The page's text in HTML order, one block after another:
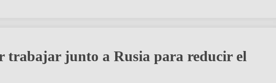
trabajar junto a Rusia para reducir el